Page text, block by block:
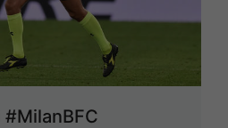
#MilanBFC